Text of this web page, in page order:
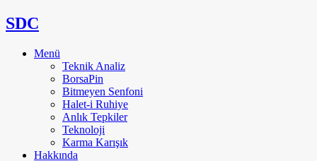
SDC
Menü
Teknik Analiz
BorsaPin
Bitmeyen Senfoni
Halet-i Ruhiye
Anlık Tepkiler
Teknoloji
Karma Karışık
Hakkında